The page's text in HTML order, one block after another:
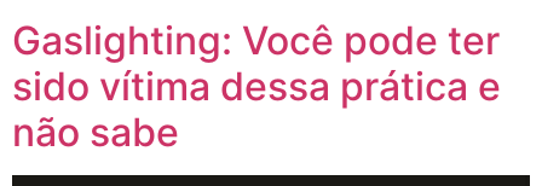
Gaslighting: Você pode ter
sido vítima dessa prática e
não sabe